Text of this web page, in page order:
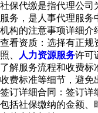
社保代缴是指代理公司
服务，是人事代理服
机构的注意事项详细介
查看资质：选择有正规
照、
人力资源服务许可
了解服务流程和收费标
收费标准等细节，避免
签订详细合同：签订详
包括社保缴纳的金额、